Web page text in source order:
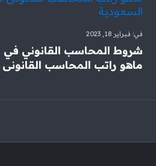
في: فبراير 18, 2023
شروط المحاسب القانوني في
ماهو راتب المحاسب